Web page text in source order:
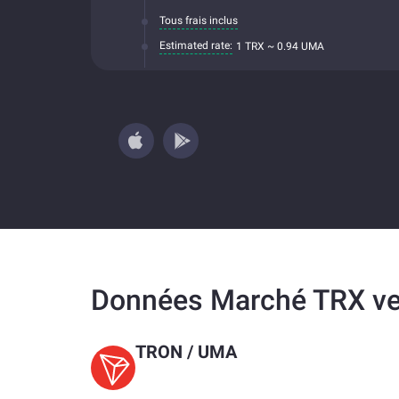
Tous frais inclus
Estimated rate: 1 TRX ~ 0.94 UMA
Données Marché TRX
TRON / UMA